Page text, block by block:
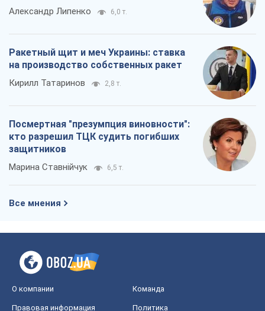
Александр Липенко 6,0 т.
Ракетный щит и меч Украины: ставка
на производство собственных ракет
Кирилл Татаринов 2,8 т.
Посмертная "презумпция виновности":
кто разрешил ТЦК судить погибших
защитников
Марина Ставнійчук 6,5 т.
Все мнения
О компании Команда
Правовая информация
Политика